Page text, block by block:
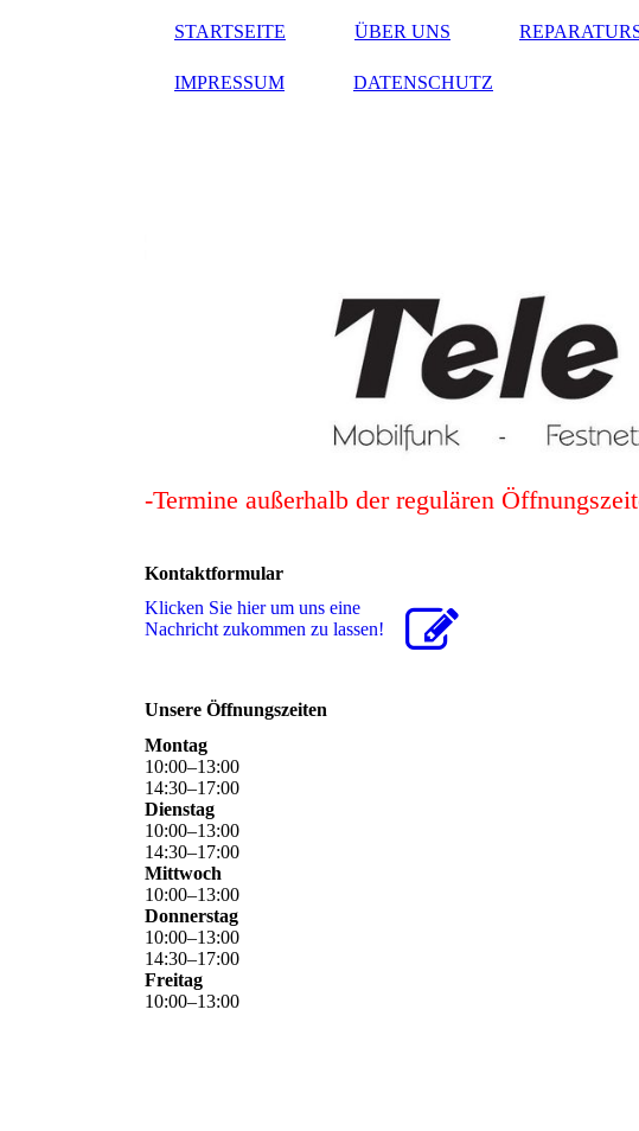
STARTSEITE ÜBER UNS
IMPRESSUM DATENSCHUTZ
-Termine außerhalb der regulären
Kontaktformular
Klicken Sie hier um uns eine
Nachricht zukommen zu lassen!
Unsere Öffnungszeiten
Montag
10:00–13:00
14:30–17:00
Dienstag
10:00–13:00
14:30–17:00
Mittwoch
10:00–13:00
Donnerstag
10:00–13:00
14:30–17:00
Freitag
10:00–13:00